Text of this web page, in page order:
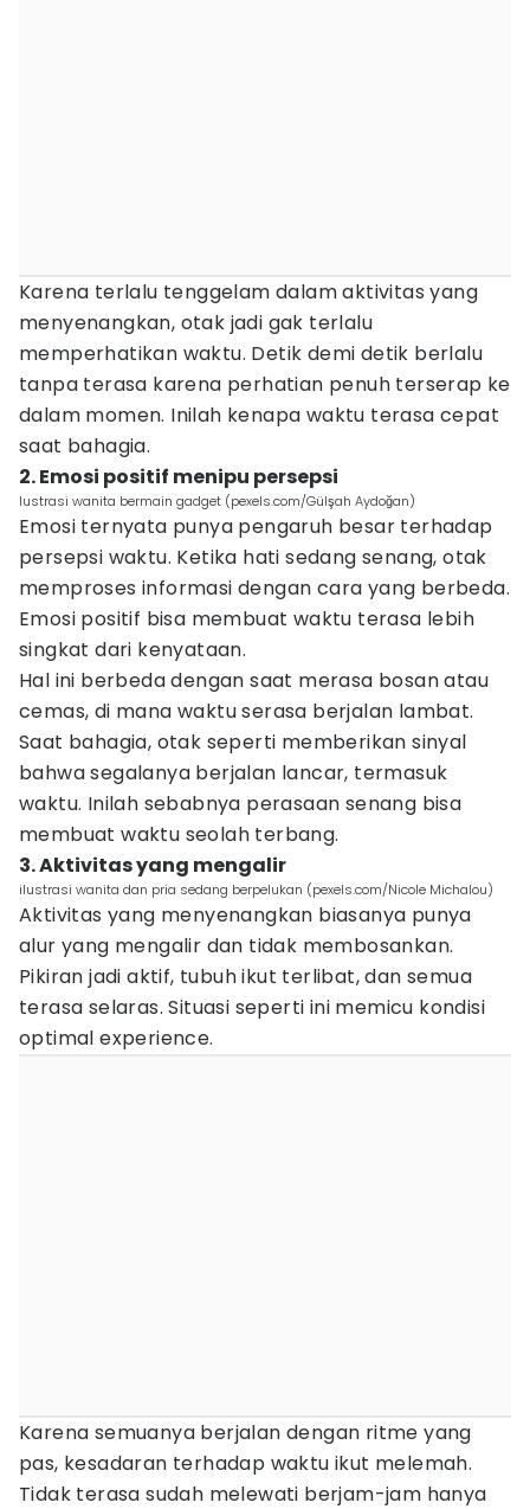
Karena terlalu tenggelam dalam aktivitas yang
menyenangkan, otak jadi gak terlalu
memperhatikan waktu. Detik demi detik berlalu
tanpa terasa karena perhatian penuh terserap ke
dalam momen. Inilah kenapa waktu terasa cepat
saat bahagia.
2. Emosi positif menipu persepsi
lustrasi wanita bermain gadget (pexels.com/Gülşah Aydoğan)
Emosi ternyata punya pengaruh besar terhadap
persepsi waktu. Ketika hati sedang senang, otak
memproses informasi dengan cara yang berbeda.
Emosi positif bisa membuat waktu terasa lebih
singkat dari kenyataan.
Hal ini berbeda dengan saat merasa bosan atau
cemas, di mana waktu serasa berjalan lambat.
Saat bahagia, otak seperti memberikan sinyal
bahwa segalanya berjalan lancar, termasuk
waktu. Inilah sebabnya perasaan senang bisa
membuat waktu seolah terbang.
3. Aktivitas yang mengalir
ilustrasi wanita dan pria sedang berpelukan (pexels.com/Nicole Michalou)
Aktivitas yang menyenangkan biasanya punya
alur yang mengalir dan tidak membosankan.
Pikiran jadi aktif, tubuh ikut terlibat, dan semua
terasa selaras. Situasi seperti ini memicu kondisi
optimal experience.
Karena semuanya berjalan dengan ritme yang
pas, kesadaran terhadap waktu ikut melemah.
Tidak terasa sudah melewati berjam-jam hanya